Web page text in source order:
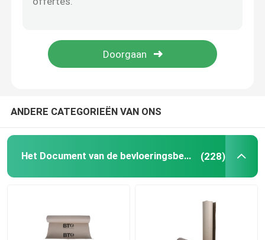
Gerecycleerd Kartondocument
Het Document van de testvoering
tijdelijke vloerbescherming
ANDERE CATEGORIEËN VAN ONS
Het Document van de bevloeringsbescherming (228)